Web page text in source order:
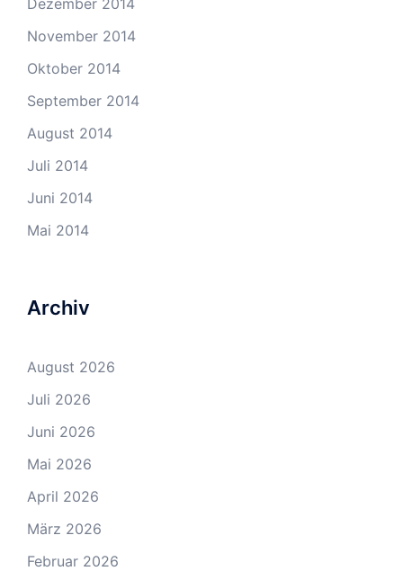
Dezember 2014
November 2014
Oktober 2014
September 2014
August 2014
Juli 2014
Juni 2014
Mai 2014
Archiv
August 2026
Juli 2026
Juni 2026
Mai 2026
April 2026
März 2026
Februar 2026